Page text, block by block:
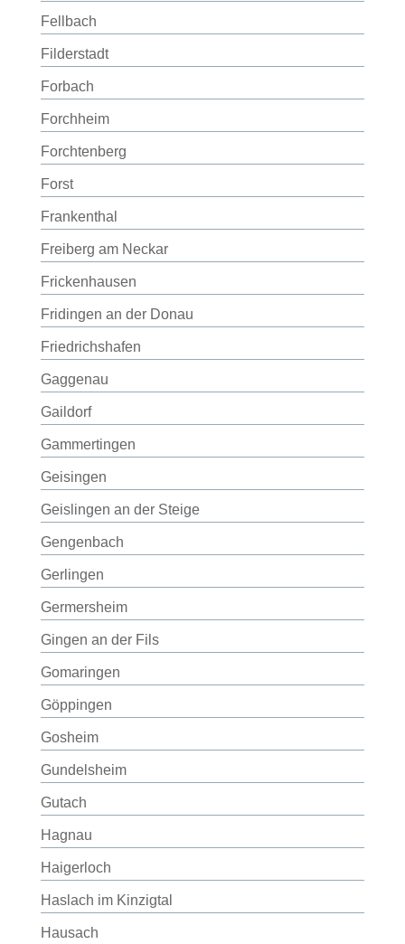
Fellbach
Filderstadt
Forbach
Forchheim
Forchtenberg
Forst
Frankenthal
Freiberg am Neckar
Frickenhausen
Fridingen an der Donau
Friedrichshafen
Gaggenau
Gaildorf
Gammertingen
Geisingen
Geislingen an der Steige
Gengenbach
Gerlingen
Germersheim
Gingen an der Fils
Gomaringen
Göppingen
Gosheim
Gundelsheim
Gutach
Hagnau
Haigerloch
Haslach im Kinzigtal
Hausach